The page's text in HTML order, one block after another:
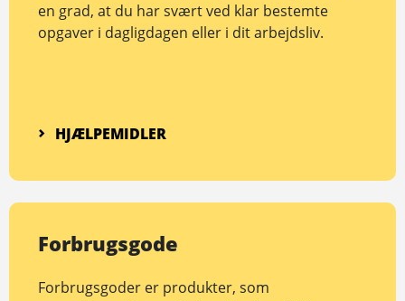
en grad, at du har svært ved klar bestemte
opgaver i dagligdagen eller i dit arbejdsliv.
HJÆLPEMIDLER
Forbrugsgode
Forbrugsgoder er produkter, som